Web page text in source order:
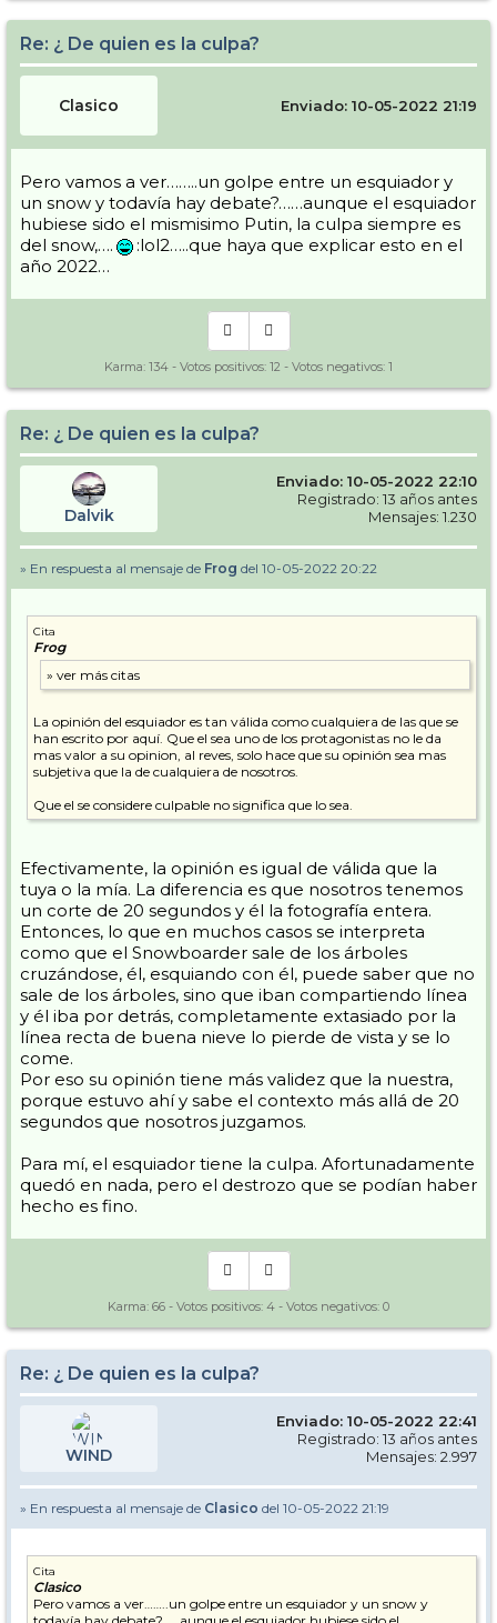
Re: ¿ De quien es la culpa?
Clasico Enviado: 10-05-2022 21:19
Pero vamos a ver……..un golpe entre un esquiador y
un snow y todavía hay debate?……aunque el esquiador
hubiese sido el mismisimo Putin, la culpa siempre es
del snow,….
:lol2…..que haya que explicar esto en el
año 2022…
Karma: 134 - Votos positivos: 12 - Votos negativos: 1
Re: ¿ De quien es la culpa?
Dalvik
Enviado: 10-05-2022 22:10
Registrado: 13 años antes
Mensajes: 1.230
» En respuesta al mensaje de Frog del 10-05-2022 20:22
Cita
Frog
La opinión del esquiador es tan válida como cualquiera de las que se
han escrito por aquí. Que el sea uno de los protagonistas no le da
mas valor a su opinion, al reves, solo hace que su opinión sea mas
subjetiva que la de cualquiera de nosotros.
Que el se considere culpable no significa que lo sea.
Efectivamente, la opinión es igual de válida que la
tuya o la mía. La diferencia es que nosotros tenemos
un corte de 20 segundos y él la fotografía entera.
Entonces, lo que en muchos casos se interpreta
como que el Snowboarder sale de los árboles
cruzándose, él, esquiando con él, puede saber que no
sale de los árboles, sino que iban compartiendo línea
y él iba por detrás, completamente extasiado por la
línea recta de buena nieve lo pierde de vista y se lo
come.
Por eso su opinión tiene más validez que la nuestra,
porque estuvo ahí y sabe el contexto más allá de 20
segundos que nosotros juzgamos.
Para mí, el esquiador tiene la culpa. Afortunadamente
quedó en nada, pero el destrozo que se podían haber
hecho es fino.
Karma: 66 - Votos positivos: 4 - Votos negativos: 0
Re: ¿ De quien es la culpa?
WIND
Enviado: 10-05-2022 22:41
Registrado: 13 años antes
Mensajes: 2.997
» En respuesta al mensaje de Clasico del 10-05-2022 21:19
Cita
Clasico
Pero vamos a ver……..un golpe entre un esquiador y un snow y